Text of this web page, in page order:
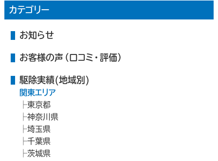
カテゴリー
お知らせ
お客様の声（口コミ・評価）
駆除実績(地域別)
関東エリア
東京都
神奈川県
埼玉県
千葉県
茨城県